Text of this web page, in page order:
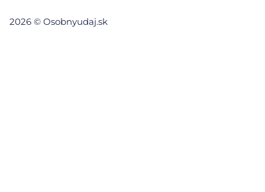
2026 © Osobnyudaj.sk